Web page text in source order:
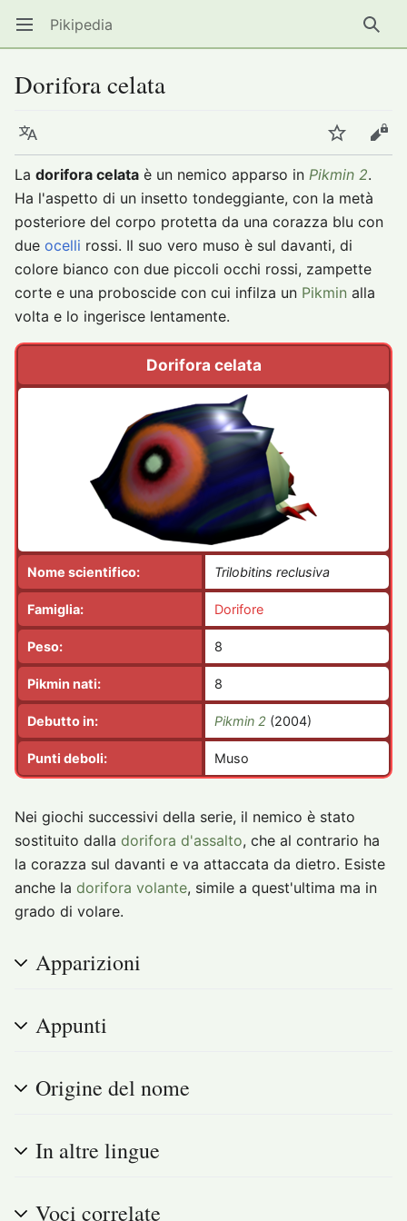
Apri il menu principale Pikipedia
Dorifora celata
Lingua Segui
La dorifora celata è un nemico apparso in Pikmin 2.
Ha l'aspetto di un insetto tondeggiante, con la metà
posteriore del corpo protetta da una corazza blu con
due ocelli rossi. Il suo vero muso è sul davanti, di
colore bianco con due piccoli occhi rossi, zampette
corte e una proboscide con cui infilza un Pikmin alla
volta e lo ingerisce lentamente.
Dorifora celata
Nome scientifico: Trilobitins reclusiva
Famiglia: Dorifore
Peso: 8
Pikmin nati: 8
Debutto in: Pikmin 2 (2004)
Punti deboli: Muso
Nei giochi successivi della serie, il nemico è stato
sostituito dalla dorifora d'assalto, che al contrario ha
la corazza sul davanti e va attaccata da dietro. Esiste
anche la dorifora volante, simile a quest'ultima ma in
grado di volare.
Apparizioni
Appunti
Origine del nome
In altre lingue
Voci correlate